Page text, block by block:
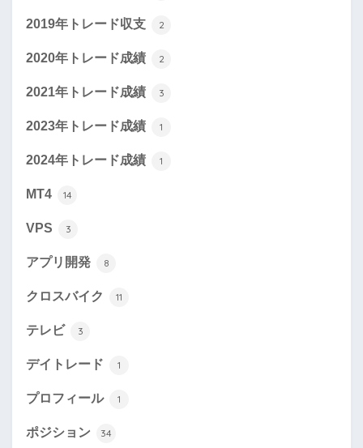
2019年トレード収支 2
2020年トレード成績 2
2021年トレード成績 3
2023年トレード成績 1
2024年トレード成績 1
MT4 14
VPS 3
アプリ開発 8
クロスバイク 11
テレビ 3
デイトレード 1
プロフィール 1
ポジション 34